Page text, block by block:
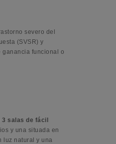
severo del
(SVSR) y
ganancia funcional o
3 salas de fácil
y una situada en
luz natural y una